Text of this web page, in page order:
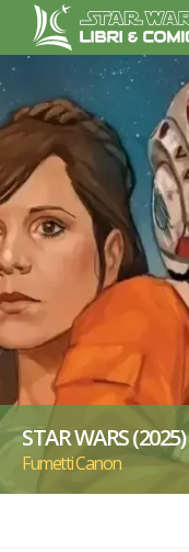
STAR WARS (2025)
Fumetti Canon